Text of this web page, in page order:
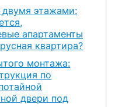
двумя этажами:
апартаменты
квартира?
монтажа:
по
двери под